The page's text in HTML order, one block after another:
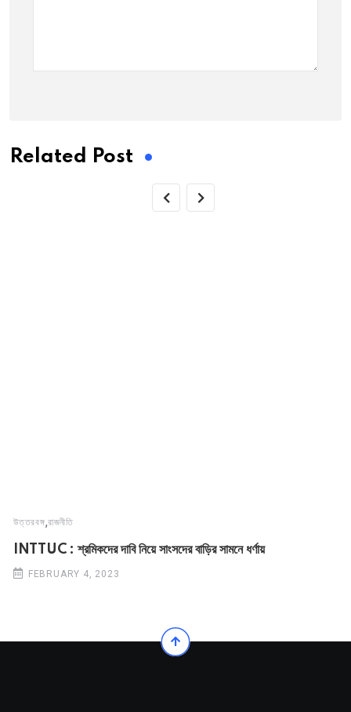
Related Post
উত্তরবঙ্গ,রাজনীতি
INTTUC : শ্রমিকদের দাবি নিয়ে সাংসদের বাড়ির সামনে ধর্ণায়
FEBRUARY 4, 2023